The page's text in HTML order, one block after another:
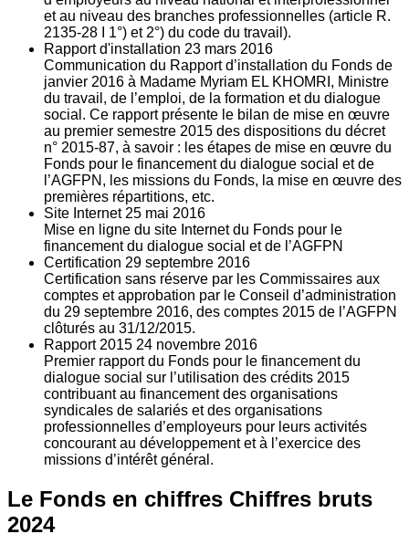
et au niveau des branches professionnelles (article R.
2135‐28 I 1°) et 2°) du code du travail).
Rapport d'installation 23 mars 2016
Communication du Rapport d’installation du Fonds de
janvier 2016 à Madame Myriam EL KHOMRI, Ministre
du travail, de l’emploi, de la formation et du dialogue
social. Ce rapport présente le bilan de mise en œuvre
au premier semestre 2015 des dispositions du décret
n° 2015-87, à savoir : les étapes de mise en œuvre du
Fonds pour le financement du dialogue social et de
l’AGFPN, les missions du Fonds, la mise en œuvre des
premières répartitions, etc.
Site Internet 25 mai 2016
Mise en ligne du site Internet du Fonds pour le
financement du dialogue social et de l’AGFPN
Certification 29 septembre 2016
Certification sans réserve par les Commissaires aux
comptes et approbation par le Conseil d’administration
du 29 septembre 2016, des comptes 2015 de l’AGFPN
clôturés au 31/12/2015.
Rapport 2015 24 novembre 2016
Premier rapport du Fonds pour le financement du
dialogue social sur l’utilisation des crédits 2015
contribuant au financement des organisations
syndicales de salariés et des organisations
professionnelles d’employeurs pour leurs activités
concourant au développement et à l’exercice des
missions d’intérêt général.
Le Fonds en chiffres Chiffres bruts
2024